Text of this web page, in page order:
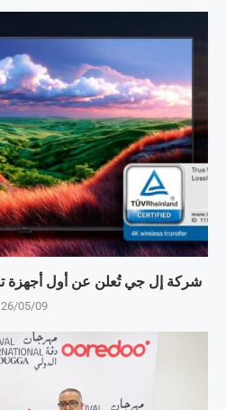
شركة إل جي تُعلن عن أول أجهزة
26/05/09